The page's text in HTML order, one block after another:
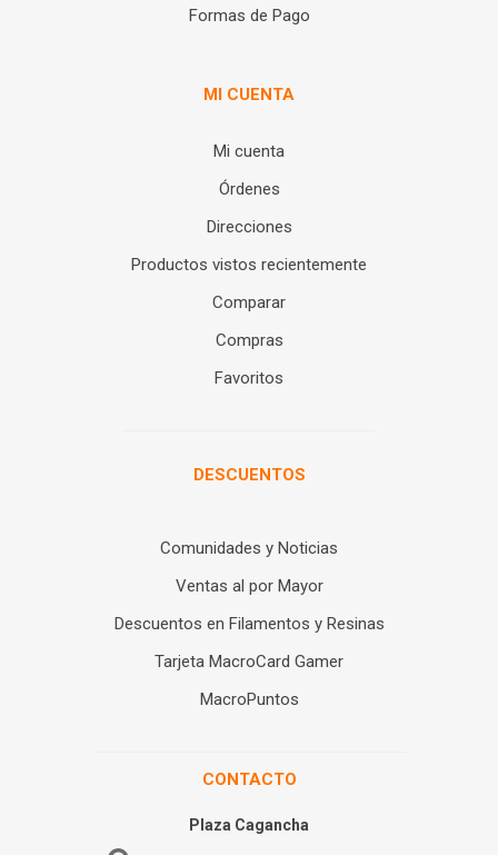
Formas de Pago
MI CUENTA
Mi cuenta
Órdenes
Direcciones
Productos vistos recientemente
Comparar
Compras
Favoritos
DESCUENTOS
Comunidades y Noticias
Ventas al por Mayor
Descuentos en Filamentos y Resinas
Tarjeta MacroCard Gamer
MacroPuntos
CONTACTO
Plaza Cagancha